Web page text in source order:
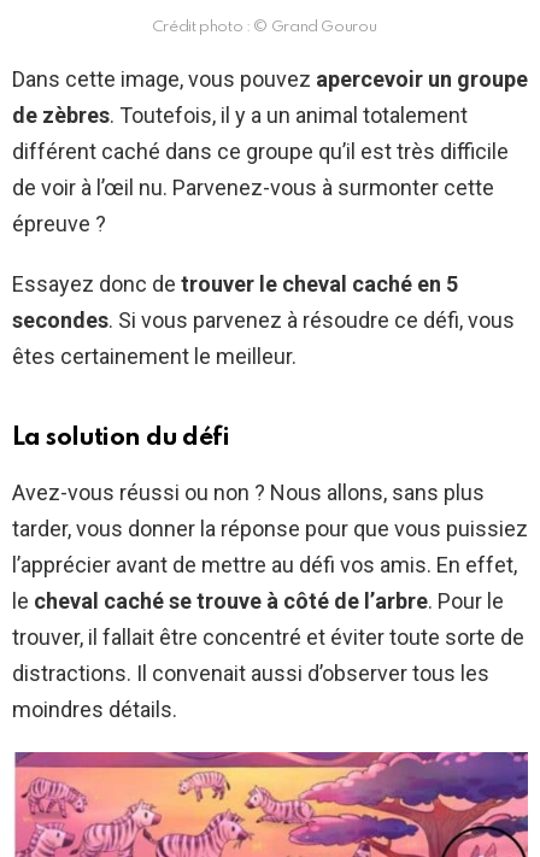
Crédit photo : © Grand Gourou
Dans cette image, vous pouvez apercevoir un groupe
de zèbres. Toutefois, il y a un animal totalement
différent caché dans ce groupe qu’il est très difficile
de voir à l’œil nu. Parvenez-vous à surmonter cette
épreuve ?
Essayez donc de trouver le cheval caché en 5
secondes. Si vous parvenez à résoudre ce défi, vous
êtes certainement le meilleur.
La solution du défi
Avez-vous réussi ou non ? Nous allons, sans plus
tarder, vous donner la réponse pour que vous puissiez
l’apprécier avant de mettre au défi vos amis. En effet,
le cheval caché se trouve à côté de l’arbre. Pour le
trouver, il fallait être concentré et éviter toute sorte de
distractions. Il convenait aussi d’observer tous les
moindres détails.